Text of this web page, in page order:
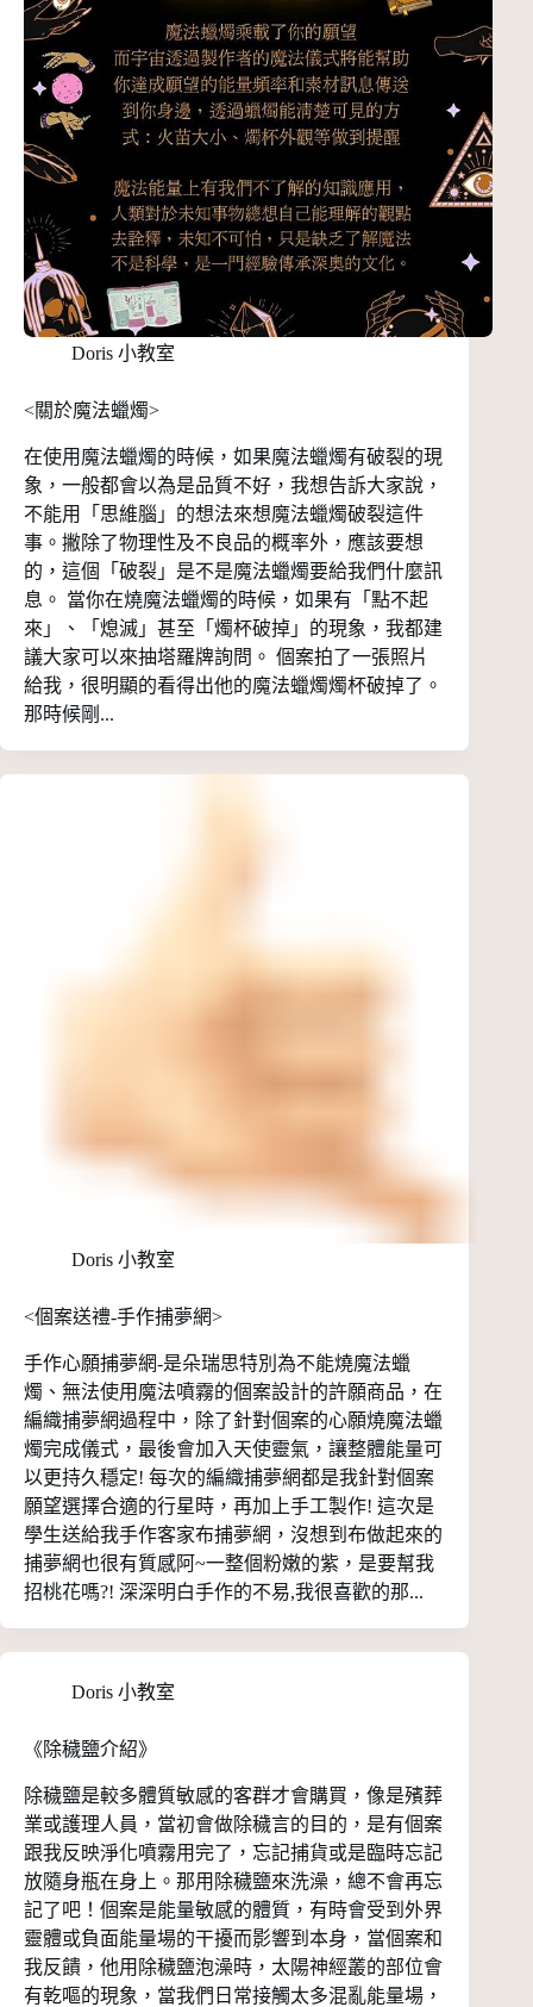
Doris 小教室
<關於魔法蠟燭>
在使用魔法蠟燭的時候，如果魔法蠟燭有破裂的現
象，一般都會以為是品質不好，我想告訴大家說，
不能用「思維腦」的想法來想魔法蠟燭破裂這件
事。撇除了物理性及不良品的概率外，應該要想
的，這個「破裂」是不是魔法蠟燭要給我們什麼訊
息。 當你在燒魔法蠟燭的時候，如果有「點不起
來」、「熄滅」甚至「燭杯破掉」的現象，我都建
議大家可以來抽塔羅牌詢問。 個案拍了一張照片
給我，很明顯的看得出他的魔法蠟燭燭杯破掉了。
那時候剛...
Doris 小教室
<個案送禮-手作捕夢網>
手作心願捕夢網-是朵瑞思特別為不能燒魔法蠟
燭、無法使用魔法噴霧的個案設計的許願商品，在
編織捕夢網過程中，除了針對個案的心願燒魔法蠟
燭完成儀式，最後會加入天使靈氣，讓整體能量可
以更持久穩定! 每次的編織捕夢網都是我針對個案
願望選擇合適的行星時，再加上手工製作! 這次是
學生送給我手作客家布捕夢網，沒想到布做起來的
捕夢網也很有質感阿~一整個粉嫩的紫，是要幫我
招桃花嗎?! 深深明白手作的不易,我很喜歡的那...
Doris 小教室
《除穢鹽介紹》
除穢鹽是較多體質敏感的客群才會購買，像是殯葬
業或護理人員，當初會做除穢言的目的，是有個案
跟我反映淨化噴霧用完了，忘記捕貨或是臨時忘記
放隨身瓶在身上。那用除穢鹽來洗澡，總不會再忘
記了吧！個案是能量敏感的體質，有時會受到外界
靈體或負面能量場的干擾而影響到本身，當個案和
我反饋，他用除穢鹽泡澡時，太陽神經叢的部位會
有乾嘔的現象，當我們日常接觸太多混亂能量場，